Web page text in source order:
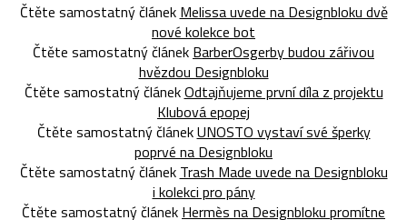
Čtěte samostatný článek Melissa uvede na Designbloku dvě
nové kolekce bot
Čtěte samostatný článek BarberOsgerby budou zářivou
hvězdou Designbloku
Čtěte samostatný článekOdtajňujeme první díla z projektu
Klubová epopej
Čtěte samostatný článekUNOSTO vystaví své šperky
poprvé na Designbloku
Čtěte samostatný článek Trash Made uvede na Designbloku
i kolekci pro pány
Čtěte samostatný článek Hermès na Designbloku promítne